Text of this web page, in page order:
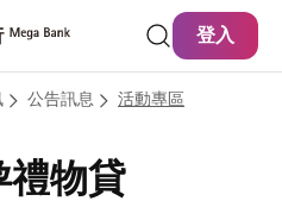
登入
公告訊息 活動專區
禮物貸